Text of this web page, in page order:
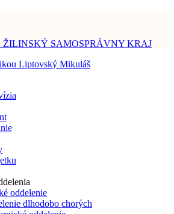
ŽILINSKÝ SAMOSPRÁVNY KRAJ
oddelenie
dlhodobo chorých